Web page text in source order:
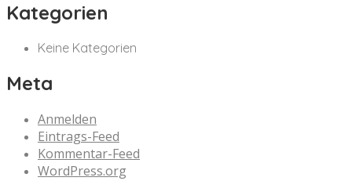
Kategorien
Keine Kategorien
Meta
Anmelden
Eintrags-Feed
Kommentar-Feed
WordPress.org